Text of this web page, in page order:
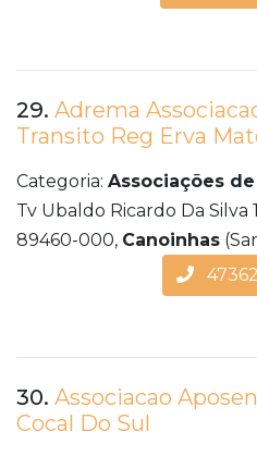
29. Adrema
Transito Reg Erva
Categoria: Associações de
Tv Ubaldo Ricardo Da Silva
89460-000, Canoinhas
30. Associacao
Cocal Do Sul